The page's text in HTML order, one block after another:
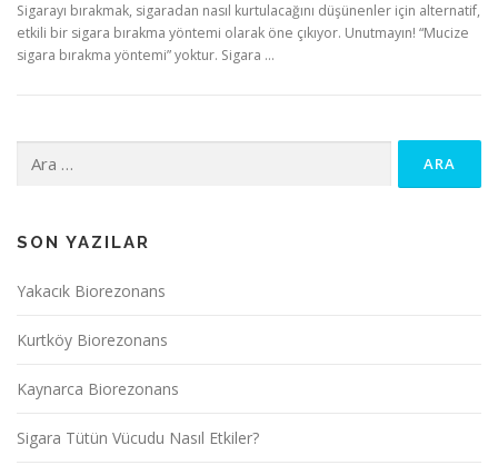
Sigarayı bırakmak, sigaradan nasıl kurtulacağını düşünenler için alternatif,
etkili bir sigara bırakma yöntemi olarak öne çıkıyor. Unutmayın! “Mucize
sigara bırakma yöntemi” yoktur. Sigara …
SON YAZILAR
Yakacık Biorezonans
Kurtköy Biorezonans
Kaynarca Biorezonans
Sigara Tütün Vücudu Nasıl Etkiler?